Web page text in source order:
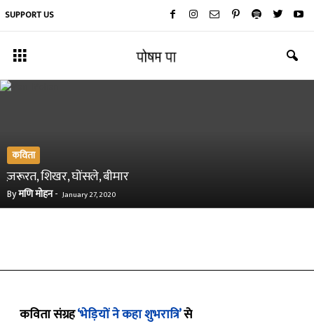
SUPPORT US
कविता
ज़रूरत, शिखर, घोंसले, बीमार
Byमणि मोहन- January 27, 2020
कविता संग्रह‘भेड़ियों ने कहा शुभरात्रि’से